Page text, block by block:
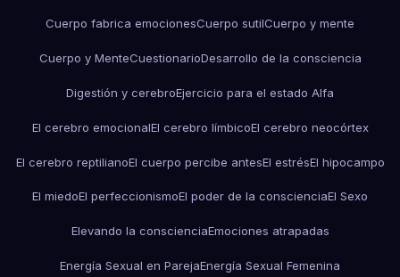
Cuerpo fabrica emocionesCuerpo sutilCuerpo y mente
Cuerpo y MenteCuestionarioDesarrollo de la consciencia
Digestión y cerebroEjercicio para el estado Alfa
El cerebro emocionalEl cerebro límbicoEl cerebro neocórtex
El cerebro reptilianoEl cuerpo percibe antesEl estrésEl hipocampo
El miedoEl perfeccionismoEl poder de la conscienciaEl Sexo
Elevando la conscienciaEmociones atrapadas
Energía Sexual en ParejaEnergía Sexual Femenina